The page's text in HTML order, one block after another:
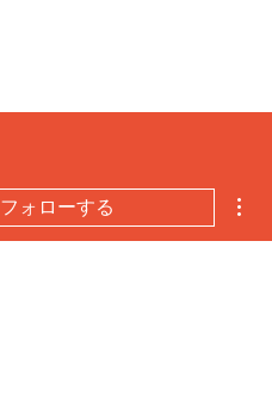
フォローする